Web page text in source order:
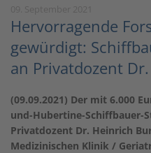
Hervorragende
gewürdigt:
an Privatdozent
(09.09.2021) Der mit 6.000
und-Hubertine-Schiffbauer-
Privatdozent Dr. Heinrich
Medizinischen Klinik /